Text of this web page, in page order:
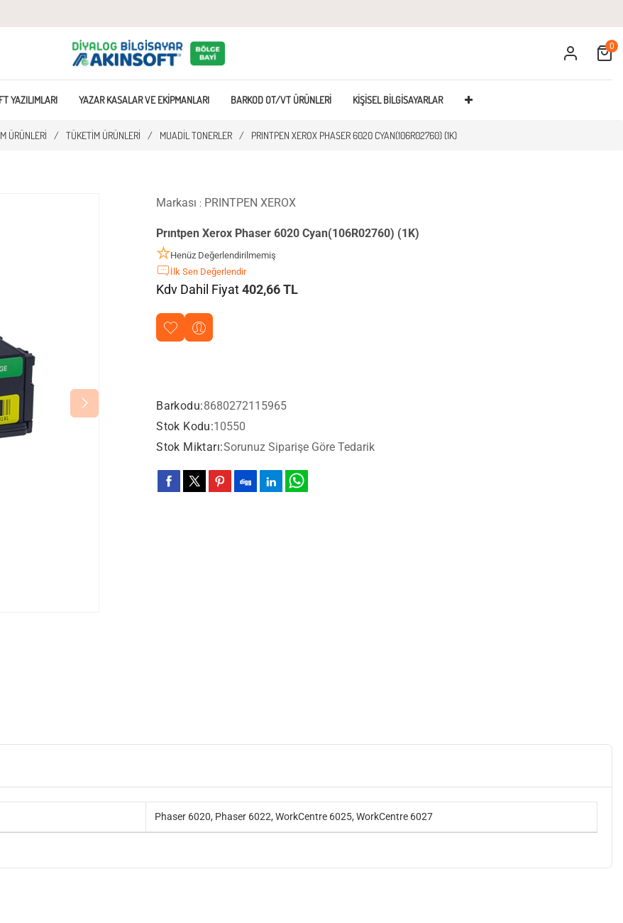
YAZILIMLARI YAZAR KASALAR VE EKIPMANLARI BARKOD OT/VT ÜRÜNLERI KIŞISEL BILGISAYARLAR
Cart
0
ÜRÜNLERI / TÜKETIM ÜRÜNLERI / MUADIL TONERLER / PRINTPEN XEROX PHASER 6020 CYAN(106R02760) (1K)
Markası : PRINTPEN XEROX
Prıntpen Xerox Phaser 6020 Cyan(106R02760) (1K)
Henüz Değerlendirilmemiş
İlk Sen Değerlendir
Kdv Dahil Fiyat 402,66 TL
Barkodu:8680272115965
Stok Kodu:10550
Stok Miktarı:Sorunuz Siparişe Göre Tedarik
Phaser 6020, Phaser 6022, WorkCentre 6025, WorkCentre 6027